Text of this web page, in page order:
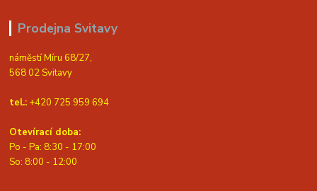
Prodejna Svitavy
náměstí Míru 68/27,
568 02 Svitavy
tel.: +420 725 959 694
Otevírací doba:
Po - Pa: 8:30 - 17:00
So: 8:00 - 12:00